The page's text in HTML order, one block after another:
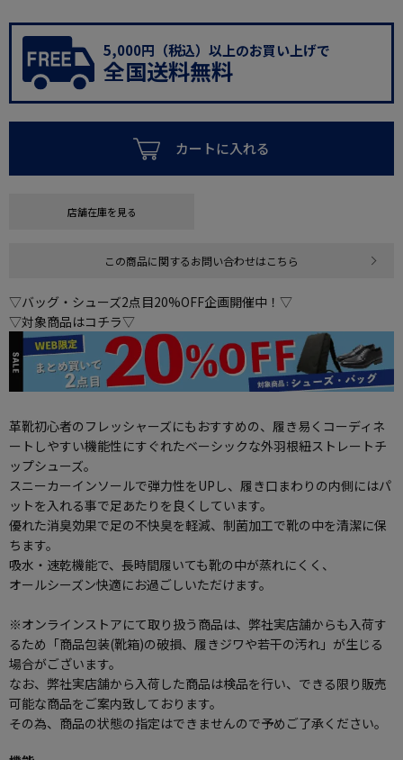
5,000円（税込）以上のお買い上げで
全国送料無料
カートに入れる
店舗在庫を見る
この商品に関するお問い合わせはこちら
▽バッグ・シューズ2点目20%OFF企画開催中！▽
▽対象商品はコチラ▽
革靴初心者のフレッシャーズにもおすすめの、履き易くコーディネ
ートしやすい機能性にすぐれたベーシックな外羽根紐ストレートチ
ップシューズ。
スニーカーインソールで弾力性をUPし、履き口まわりの内側にはパ
ットを入れる事で足あたりを良くしています。
優れた消臭効果で足の不快臭を軽減、制菌加工で靴の中を清潔に保
ちます。
吸水・速乾機能で、長時間履いても靴の中が蒸れにくく、
オールシーズン快適にお過ごしいただけます。
※オンラインストアにて取り扱う商品は、弊社実店舗からも入荷す
るため「商品包装(靴箱)の破損、履きジワや若干の汚れ」が生じる
場合がございます。
なお、弊社実店舗から入荷した商品は検品を行い、できる限り販売
可能な商品をご案内致しております。
その為、商品の状態の指定はできませんので予めご了承ください。